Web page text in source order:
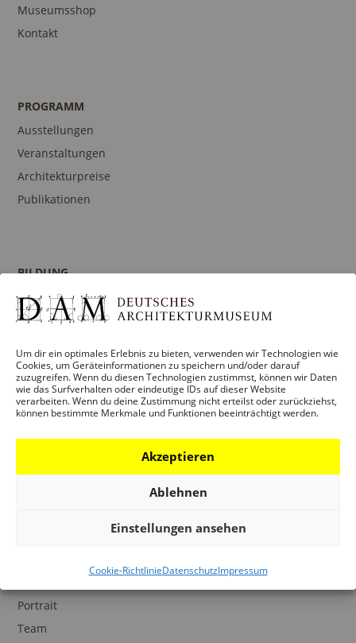
Um dir ein optimales Erlebnis zu bieten, verwenden wir Technologien wie
Cookies, um Geräteinformationen zu speichern und/oder darauf
zuzugreifen. Wenn du diesen Technologien zustimmst, können wir Daten
wie das Surfverhalten oder eindeutige IDs auf dieser Website
verarbeiten. Wenn du deine Zustimmung nicht erteilst oder zurückziehst,
können bestimmte Merkmale und Funktionen beeinträchtigt werden.
Akzeptieren
Ablehnen
Einstellungen ansehen
Cookie-RichtlinieDatenschutzImpressum
Museumsshop
Kontakt
PROGRAMM
Ausstellungen
Veranstaltungen
Architekturpreise
Publikationen
BILDUNG
Programm
Führungen und Touren
Ansprechpartner
SAMMLUNGEN
Portrait
Team